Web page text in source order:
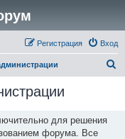
Вход
Регистрация
для решения
форума. Все